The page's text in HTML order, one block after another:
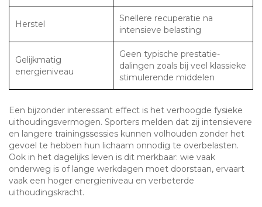
Herstel
Snellere recuperatie na
intensieve belasting
Gelijkmatig
energieniveau
Geen typische prestatie-
dalingen zoals bij veel klassieke
stimulerende middelen
Een bijzonder interessant effect is het verhoogde fysieke
uithoudingsvermogen. Sporters melden dat zij intensievere
en langere trainingssessies kunnen volhouden zonder het
gevoel te hebben hun lichaam onnodig te overbelasten.
Ook in het dagelijks leven is dit merkbaar: wie vaak
onderweg is of lange werkdagen moet doorstaan, ervaart
vaak een hoger energieniveau en verbeterde
uithoudingskracht.